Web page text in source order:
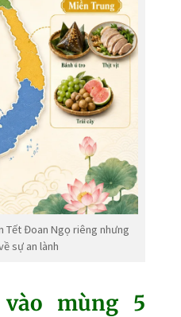
Tết Đoan Ngọ riêng nhưng
sự an lành
mùng 5